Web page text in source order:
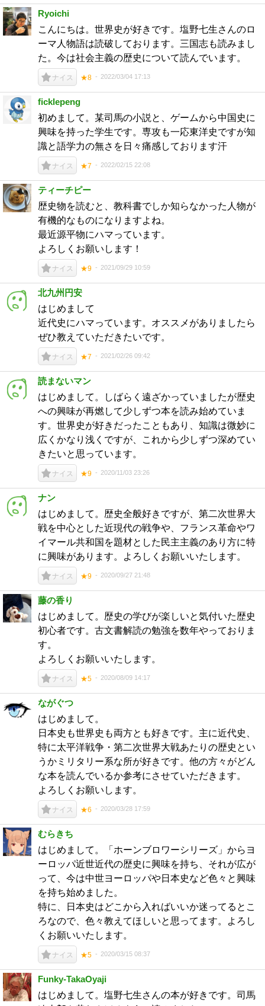
Ryoichi
こんにちは。世界史が好きです。塩野七生さんのロ
ーマ人物語は読破しております。三国志も読みまし
た。今は社会主義の歴史について読んでいます。
ナイス ★8 2022/03/04 17:13
ficklepeng
初めまして。某司馬の小説と、ゲームから中国史に
興味を持った学生です。専攻も一応東洋史ですが知
識と語学力の無さを日々痛感しております汗
ナイス ★7 2022/02/15 22:08
ティーチピー
歴史物を読むと、教科書でしか知らなかった人物が
有機的なものになりますよね。
最近源平物にハマっています。
よろしくお願いします！
ナイス ★9 2021/09/29 10:59
北九州円安
はじめまして
近代史にハマっています。オススメがありましたら
ぜひ教えていただきたいです。
ナイス ★7 2021/02/26 09:42
読まないマン
はじめまして。しばらく遠ざかっていましたが歴史
への興味が再燃して少しずつ本を読み始めていま
す。世界史が好きだったこともあり、知識は微妙に
広くかなり浅くですが、これから少しずつ深めてい
きたいと思っています。
ナイス ★9 2020/11/03 23:26
ナン
はじめまして。歴史全般好きですが、第二次世界大
戦を中心とした近現代の戦争や、フランス革命やワ
イマール共和国を題材とした民主主義のあり方に特
に興味があります。よろしくお願いいたします。
ナイス ★9 2020/09/27 21:48
藤の香り
はじめまして。歴史の学びが楽しいと気付いた歴史
初心者です。古文書解読の勉強を数年やっておりま
す。
よろしくお願いいたします。
ナイス ★5 2020/08/09 14:17
ながぐつ
はじめまして。
日本史も世界史も両方とも好きです。主に近代史、
特に太平洋戦争・第二次世界大戦あたりの歴史とい
うかミリタリー系な所が好きです。他の方々がどん
な本を読んでいるか参考にさせていただきます。
よろしくお願いします。
ナイス ★6 2020/03/28 17:59
むらきち
はじめまして。「ホーンブロワーシリーズ」からヨ
ーロッパ近世近代の歴史に興味を持ち、それが広が
って、今は中世ヨーロッパや日本史など色々と興味
を持ち始めました。
特に、日本史はどこから入ればいいか迷ってるとこ
ろなので、色々教えてほしいと思ってます。よろし
くお願いいたします。
ナイス ★5 2020/03/15 08:37
Funky-TakaOyaji
はじめまして。塩野七生さんの本が好きです。司馬